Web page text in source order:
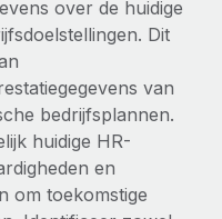
over
Gusto- en Xero-
Plus
over de huidige
Dit
van
bedrijfsplannen.
huidige HR-
en
om toekomstige